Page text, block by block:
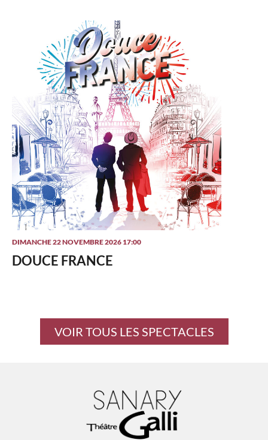
DIMANCHE 22 NOVEMBRE 2026 17:00
DOUCE FRANCE
VOIR TOUS LES SPECTACLES